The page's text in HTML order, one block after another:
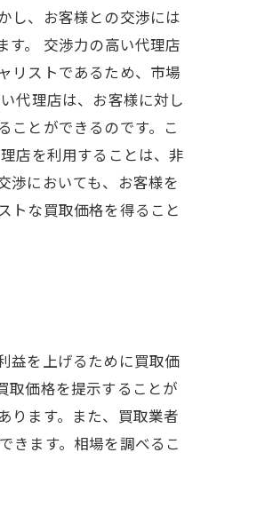
し、お客様との交渉には
す。 交渉力の高い代理店
リストであるため、市場
代理店は、お客様に対し
ことができるのです。こ
店を利用することは、非
渉においても、お客様を
トな買取価格を得ること
益を上げるために買取価
取価格を提示することが
ります。また、買取業者
きます。相場を調べるこ